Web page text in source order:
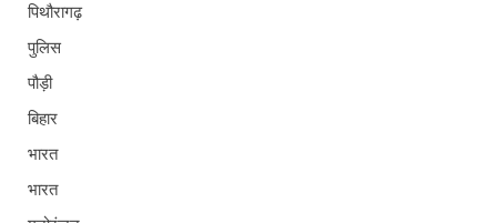
पिथौरागढ़
पुलिस
पौड़ी
बिहार
भारत
भारत